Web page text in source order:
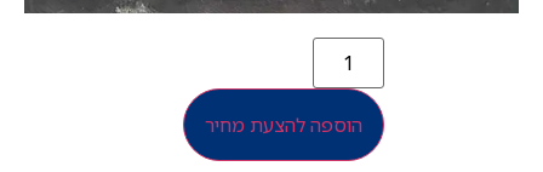
הוספה להצעת מחיר